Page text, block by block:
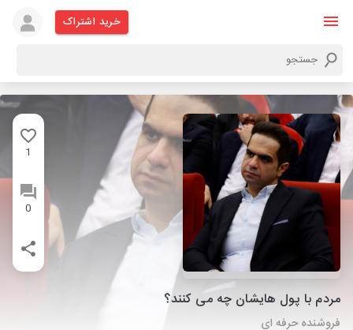
خرید اشتراک
1
0
مردم با پول هایشان چه می کنند؟
فروشنده حرفه ای